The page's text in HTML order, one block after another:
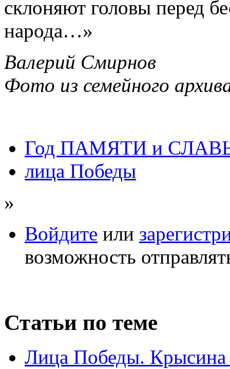
склоняют головы перед
народа…»
Валерий Смирнов
Фото из семейного
Год ПАМЯТИ и
лица Победы
»
Войдите или
возможность
Статьи по теме
Лица Победы. Крысина